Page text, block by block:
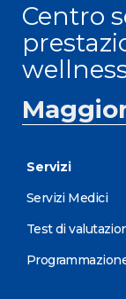
Centro
Servizi
Servizi Medici
Test di